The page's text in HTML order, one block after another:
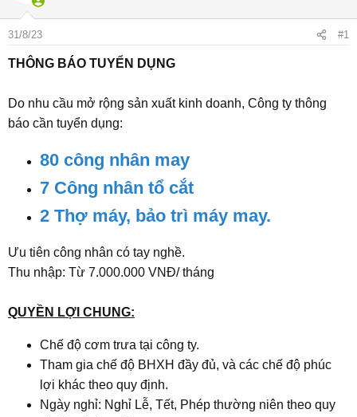
31/8/23 #1
THÔNG BÁO TUYỂN DỤNG
Do nhu cầu mở rộng sản xuất kinh doanh, Công ty thông
báo cần tuyển dụng:
80 công nhân may
7 Công nhân tổ cắt
2 Thợ máy, bảo trì máy may.
Ưu tiên công nhân có tay nghề.
Thu nhập: Từ 7.000.000 VNĐ/ tháng
QUYỀN LỢI CHUNG:
Chế độ cơm trưa tại công ty.
Tham gia chế độ BHXH đầy đủ, và các chế độ phúc
lợi khác theo quy định.
Ngày nghỉ: Nghỉ Lễ, Tết, Phép thường niên theo quy